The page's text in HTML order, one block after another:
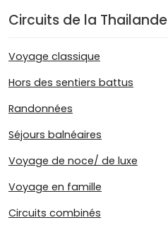
Circuits de la Thailande
Voyage classique
Hors des sentiers battus
Randonnées
Séjours balnéaires
Voyage de noce/ de luxe
Voyage en famille
Circuits combinés